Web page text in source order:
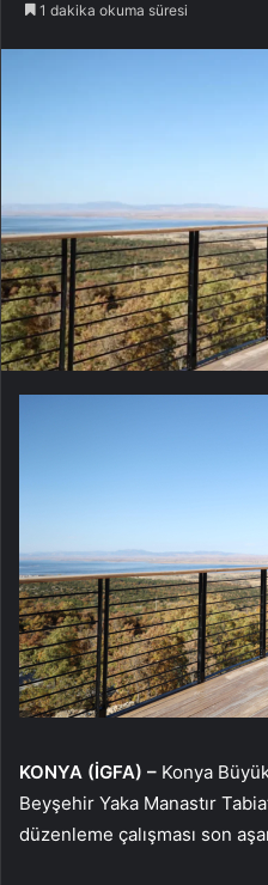
1 dakika okuma süresi
KONYA (İGFA) – Konya
Beyşehir Yaka Manastır
düzenleme çalışması son